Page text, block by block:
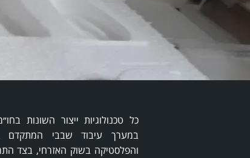
במערך עיבוד שבבי המתקדם
והפלסטיקה בשוק האזרחי, בצד